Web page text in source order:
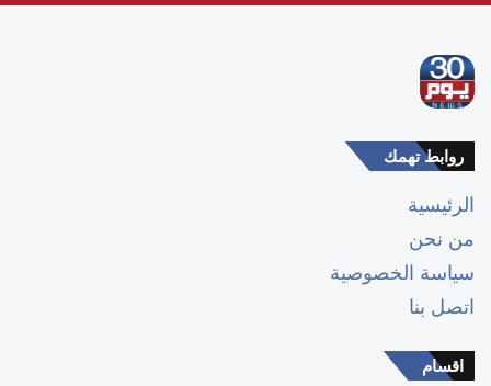
روابط تهمك
الرئيسية
من نحن
سياسة الخصوصية
اتصل بنا
اقسام